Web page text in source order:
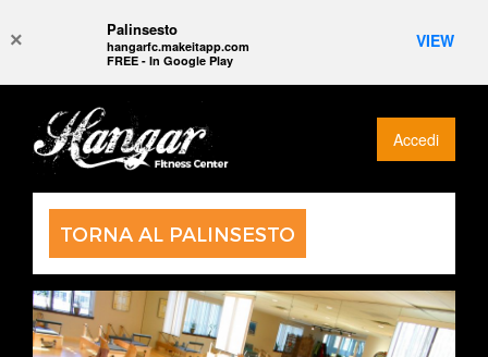
× Palinsesto
hangarfc.makeitapp.com
FREE - In Google Play
VIEW
Accedi
TORNA AL PALINSESTO